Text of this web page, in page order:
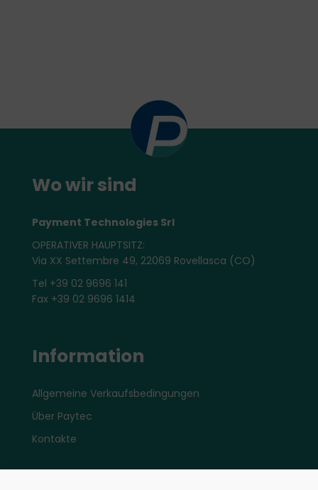
Wo wir sind
Payment Technologies Srl
OPERATIVER HAUPTSITZ:
Via XX Settembre 49, 22069 Rovellasca (CO)
Tel +39 02 9696 141
Fax +39 02 9696 1414
Information
Allgemeine Verkaufsbedingungen
Über Paytec
Kontakte